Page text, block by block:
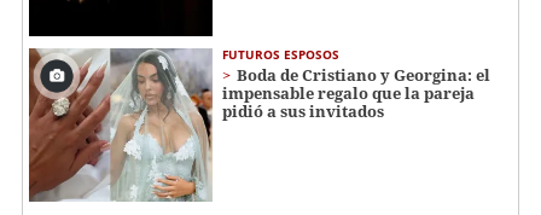
FUTUROS ESPOSOS
Boda de Cristiano y Georgina: el
impensable regalo que la pareja
pidió a sus invitados